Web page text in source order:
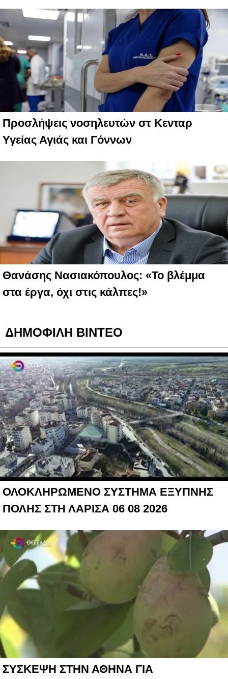
Προσλήψεις νοσηλευτών στ Κενταρ
Υγείας Αγιάς και Γόννων
Θανάσης Νασιακόπουλος: «Το βλέμμα
στα έργα, όχι στις κάλπες!»
ΔΗΜΟΦΙΛΗ ΒΙΝΤΕΟ
ΟΛΟΚΛΗΡΩΜΕΝΟ ΣΥΣΤΗΜΑ ΕΞΥΠΝΗΣ
ΠΟΛΗΣ ΣΤΗ ΛΑΡΙΣΑ 06 08 2026
ΣΥΣΚΕΨΗ ΣΤΗΝ ΑΘΗΝΑ ΓΙΑ